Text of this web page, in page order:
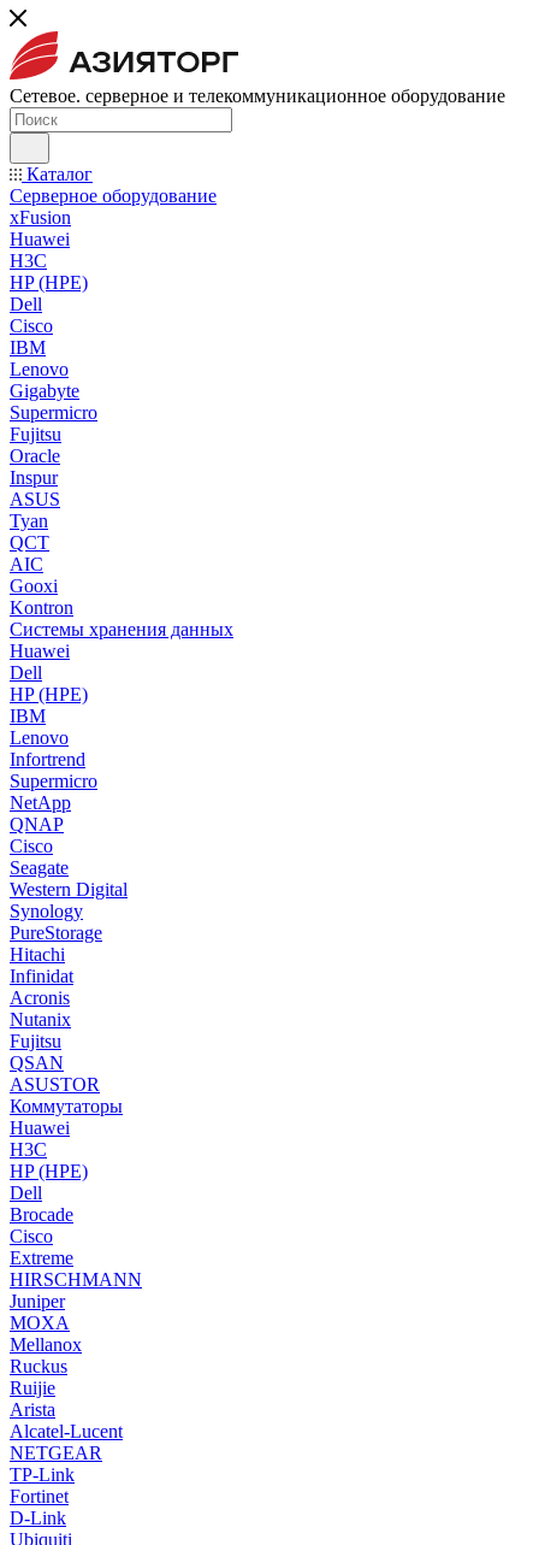
Сетевое. серверное и телекоммуникационное оборудование
Каталог
Серверное оборудование
xFusion
Huawei
H3C
HP (HPE)
Dell
Cisco
IBM
Lenovo
Gigabyte
Supermicro
Fujitsu
Oracle
Inspur
ASUS
Tyan
QCT
AIC
Gooxi
Kontron
Системы хранения данных
Huawei
Dell
HP (HPE)
IBM
Lenovo
Infortrend
Supermicro
NetApp
QNAP
Cisco
Seagate
Western Digital
Synology
PureStorage
Hitachi
Infinidat
Acronis
Nutanix
Fujitsu
QSAN
ASUSTOR
Коммутаторы
Huawei
H3C
HP (HPE)
Dell
Brocade
Cisco
Extreme
HIRSCHMANN
Juniper
MOXA
Mellanox
Ruckus
Ruijie
Arista
Alcatel-Lucent
NETGEAR
TP-Link
Fortinet
D-Link
Ubiquiti